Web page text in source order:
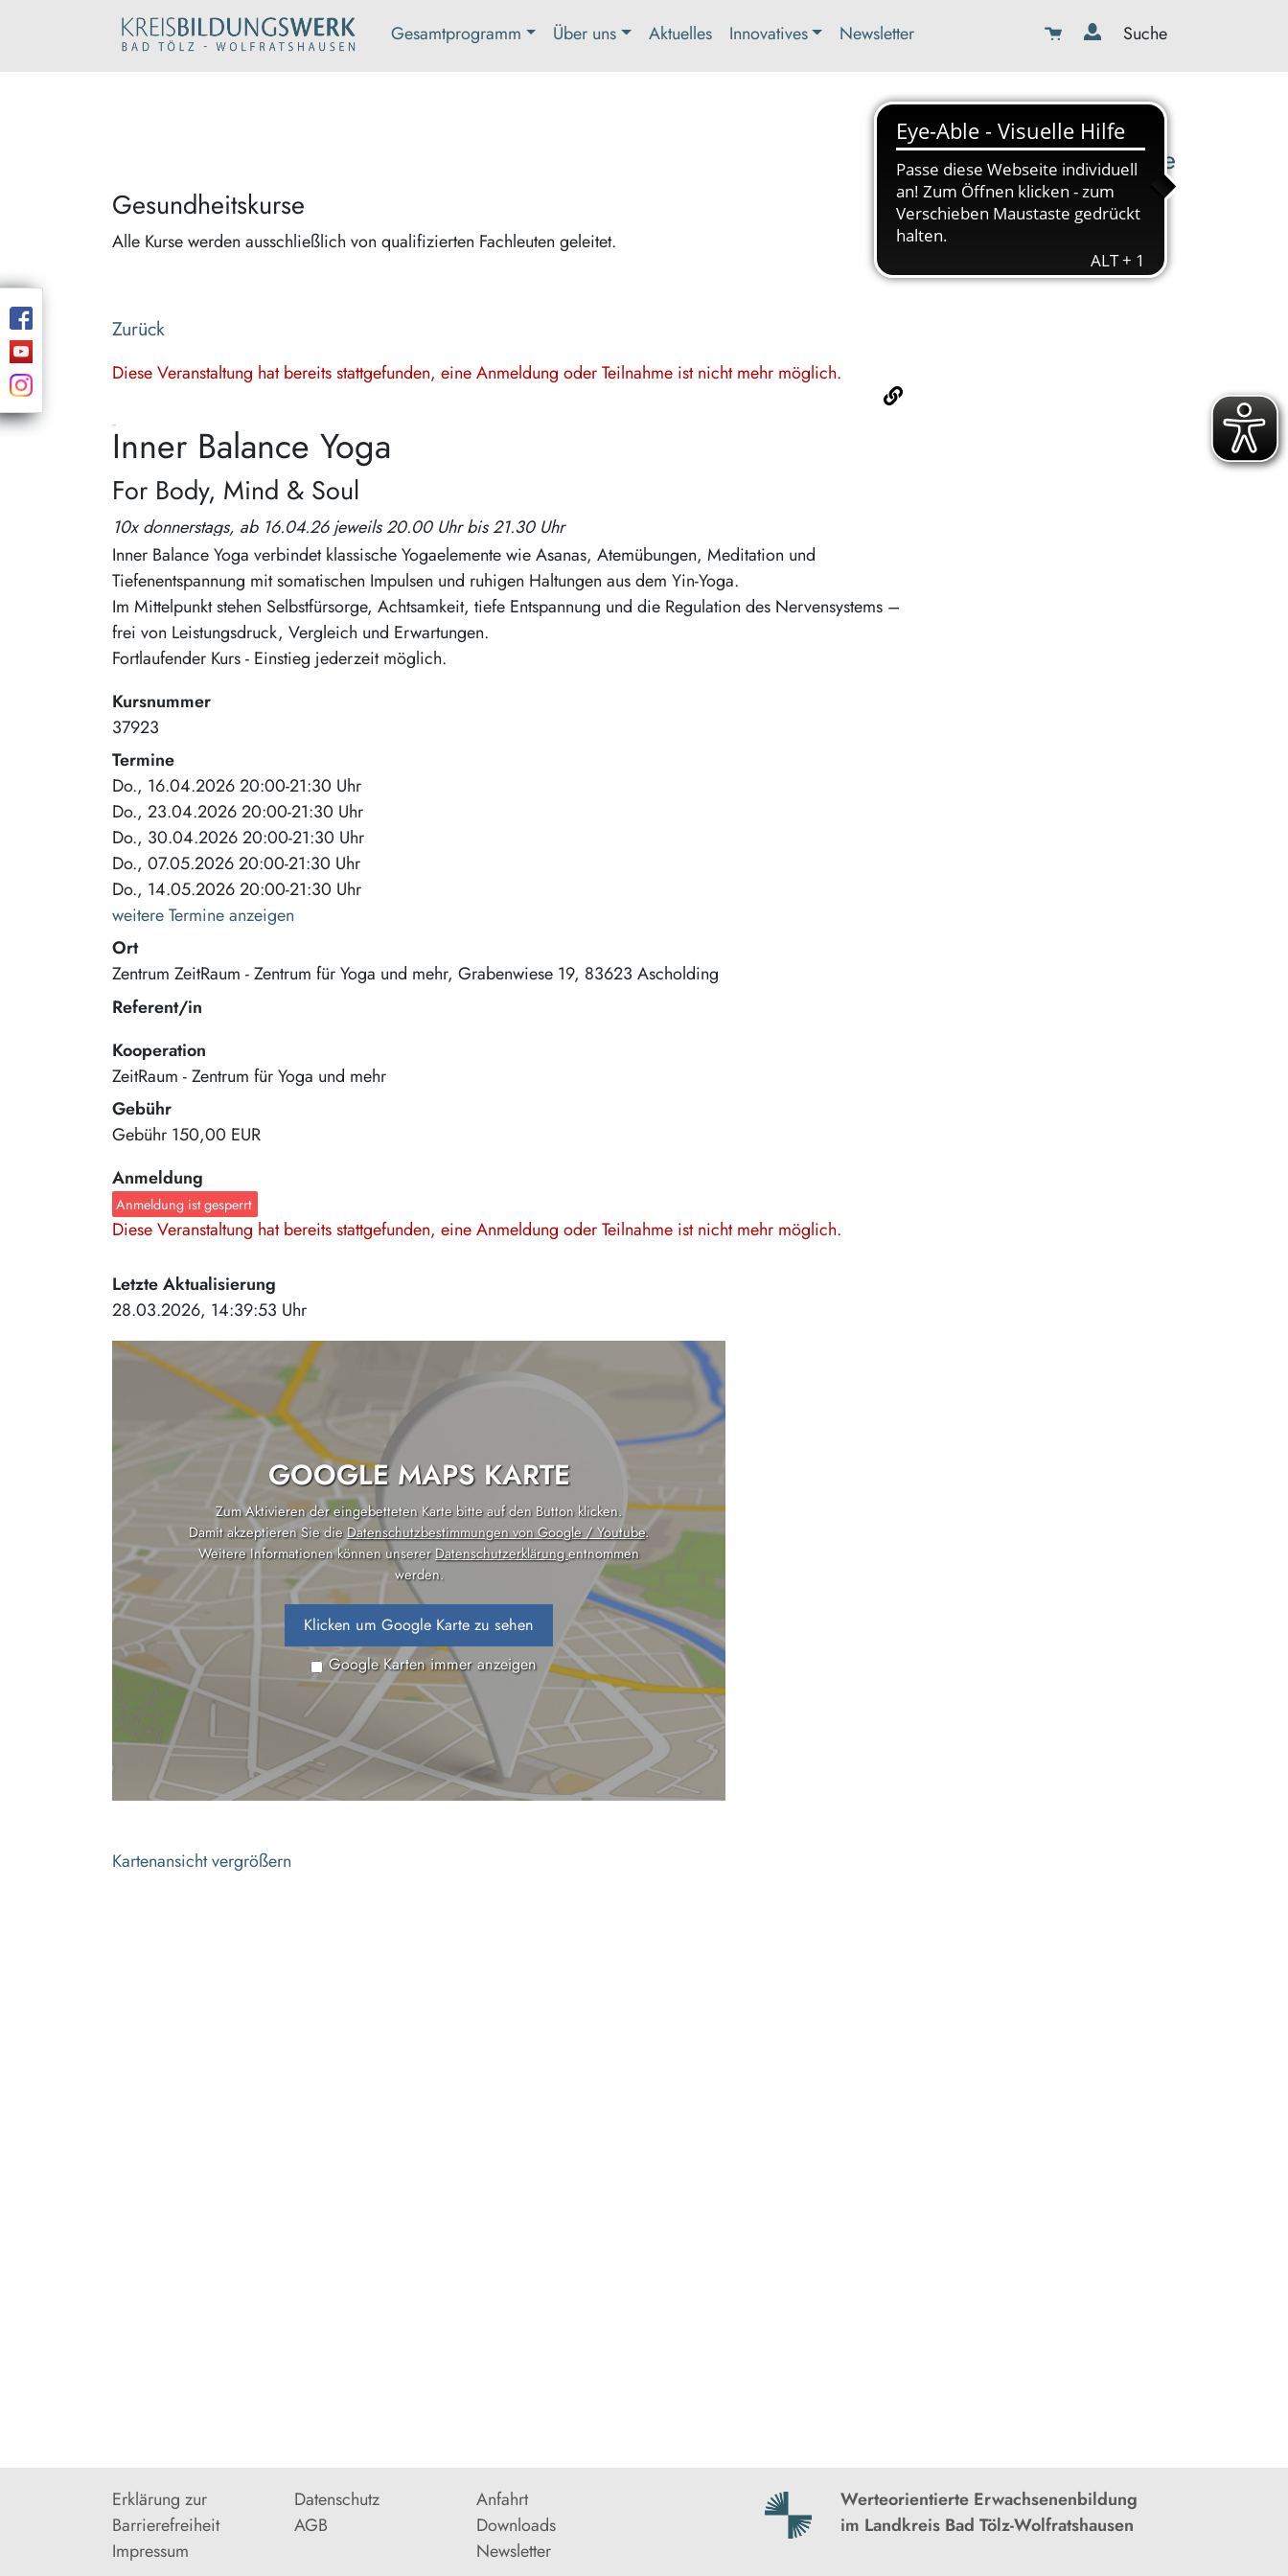
Gesamtprogramm Über uns Aktuelles Innovatives Newsletter Suche
08179-423989-0
info@kbw-toelz-wor.de
Gesundheitskurse
Alle Kurse werden ausschließlich von qualifizierten Fachleuten geleitet.
Zurück
Diese Veranstaltung hat bereits stattgefunden, eine Anmeldung oder Teilnahme ist nicht mehr möglich.
Inner Balance Yoga
For Body, Mind & Soul
10x donnerstags, ab 16.04.26 jeweils 20.00 Uhr bis 21.30 Uhr
Inner Balance Yoga verbindet klassische Yogaelemente wie Asanas, Atemübungen, Meditation und
Tiefenentspannung mit somatischen Impulsen und ruhigen Haltungen aus dem Yin-Yoga.
Im Mittelpunkt stehen Selbstfürsorge, Achtsamkeit, tiefe Entspannung und die Regulation des Nervensystems –
frei von Leistungsdruck, Vergleich und Erwartungen.
Fortlaufender Kurs - Einstieg jederzeit möglich.
Kursnummer
37923
Termine
Do., 16.04.2026 20:00-21:30 Uhr
Do., 23.04.2026 20:00-21:30 Uhr
Do., 30.04.2026 20:00-21:30 Uhr
Do., 07.05.2026 20:00-21:30 Uhr
Do., 14.05.2026 20:00-21:30 Uhr
weitere Termine anzeigen
Ort
Zentrum ZeitRaum - Zentrum für Yoga und mehr Grabenwiese 19 83623 Ascholding
Referent/in
Kooperation
ZeitRaum - Zentrum für Yoga und mehr
Gebühr
Gebühr 150,00 EUR
Anmeldung
Anmeldung ist gesperrt
Diese Veranstaltung hat bereits stattgefunden, eine Anmeldung oder Teilnahme ist nicht mehr möglich.
Letzte Aktualisierung
28.03.2026, 14:39:53 Uhr
GOOGLE MAPS KARTE
Zum Aktivieren der eingebetteten Karte bitte auf den Button klicken.
Damit akzeptieren Sie dieDatenschutzbestimmungen von Google / Youtube.
Weitere Informationen können unsererDatenschutzerklärungentnommen
werden.
Klicken um Google Karte zu sehen
Google Karten immer anzeigen
Kartenansicht vergrößern
Erklärung zur
Barrierefreiheit
Impressum
Datenschutz
AGB
Anfahrt
Downloads
Newsletter
Werteorientierte Erwachsenenbildung
im Landkreis Bad Tölz-Wolfratshausen